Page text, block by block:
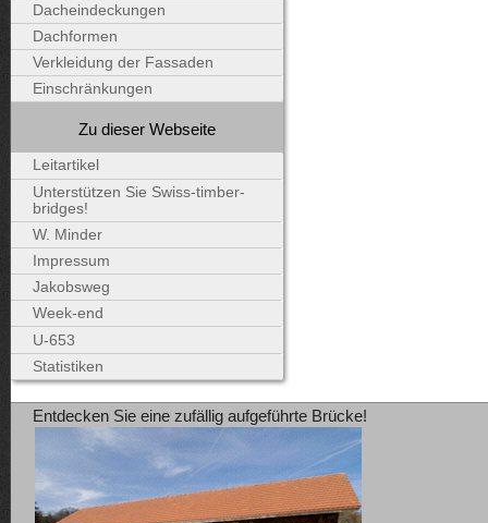
Dacheindeckungen
Dachformen
Verkleidung der Fassaden
Einschränkungen
Zu dieser Webseite
Leitartikel
Unterstützen Sie Swiss-timber-
bridges!
W. Minder
Impressum
Jakobsweg
Week-end
U-653
Statistiken
Entdecken Sie eine zufällig aufgeführte Brücke!